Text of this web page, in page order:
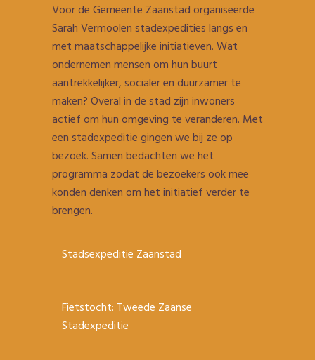
Voor de Gemeente Zaanstad organiseerde
Sarah Vermoolen stadexpedities langs en
met maatschappelijke initiatieven. Wat
ondernemen mensen om hun buurt
aantrekkelijker, socialer en duurzamer te
maken? Overal in de stad zijn inwoners
actief om hun omgeving te veranderen. Met
een stadexpeditie gingen we bij ze op
bezoek. Samen bedachten we het
programma zodat de bezoekers ook mee
konden denken om het initiatief verder te
brengen.
Stadsexpeditie Zaanstad
Fietstocht: Tweede Zaanse
Stadexpeditie